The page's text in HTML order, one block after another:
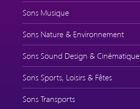
Sons Musique
Sons Nature & Environnement
Sons Sound Design & Cinématique
Sons Sports, Loisirs & Fêtes
Sons Transports